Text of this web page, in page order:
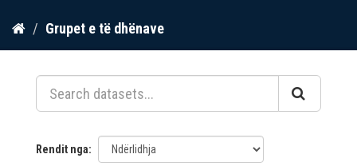
Kalo
përmbajtja
Grupet e të dhënave
Rendit nga